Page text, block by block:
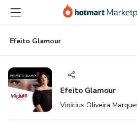
para
conteúdo
principal
para
pagamento
para
rodapé
Efeito Glamour
Efeito Glamour
Vinícius Oliveira